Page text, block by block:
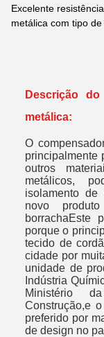
Excelente
metálica com tipo
Descrição
metálica:
O
principalmente
outros
metálicos,
isolamento
novo
borrachaEste
porque o
tecido de
cidade por
unidade de
Indústria
Ministério
Construção,e
preferido por
de design no